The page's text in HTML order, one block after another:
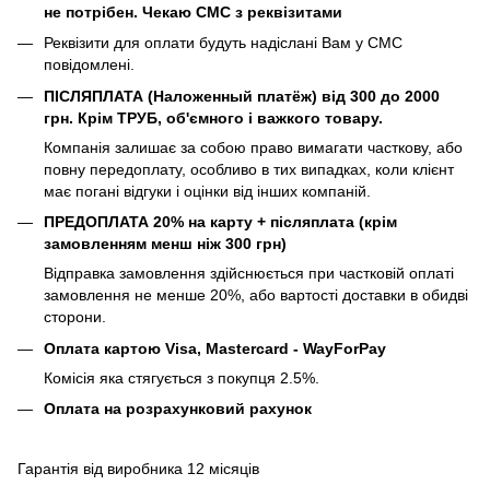
не потрібен. Чекаю СМС з реквізитами
Реквізити для оплати будуть надіслані Вам у СМС
повідомлені.
ПІСЛЯПЛАТА (Наложенный платёж) від 300 до 2000
грн. Крім ТРУБ, об'ємного і важкого товару.
Компанія залишає за собою право вимагати часткову, або
повну передоплату, особливо в тих випадках, коли клієнт
має погані відгуки і оцінки від інших компаній.
ПРЕДОПЛАТА 20% на карту + післяплата (крім
замовленням менш ніж 300 грн)
Відправка замовлення здійснюється при частковій оплаті
замовлення не менше 20%, або вартості доставки в обидві
сторони.
Оплата картою Visa, Mastercard - WayForPay
Комісія яка стягується з покупця 2.5%.
Оплата на розрахунковий рахунок
Гарантія від виробника 12 місяців